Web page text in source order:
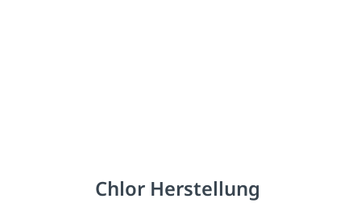
Chlor Herstellung